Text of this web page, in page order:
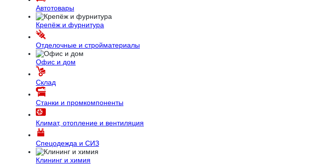
Автотовары
Крепёж и фурнитура
Отделочные и стройматериалы
Офис и дом
Склад
Станки и промкомпоненты
Климат, отопление и вентиляция
Спецодежда и СИЗ
Клининг и химия